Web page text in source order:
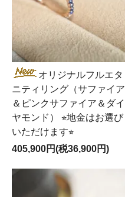
オリジナルフルエタ
ニティリング（サファイア
＆ピンクサファイア＆ダイ
ヤモンド） ⭐︎地金はお選び
いただけます⭐︎
405,900円(税36,900円)